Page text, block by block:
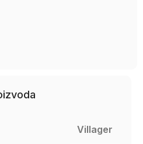
Villager